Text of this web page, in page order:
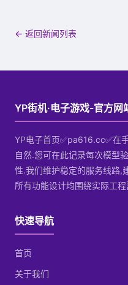
← 返回新闻列表
YP街机·电子游戏-官方网
YP电子首页✅pa616.cc✅在
自然.您可在此记录每次模型
性.我们维护稳定的服务线路,
所有功能设计均围绕实际工
快速导航
首页
关于我们